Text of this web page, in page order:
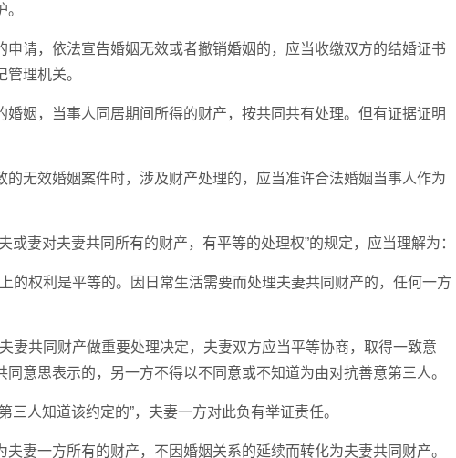
申请，依法宣告婚姻无效或者撤销婚姻的，应当收缴双方的结婚证书
理机关。
婚姻，当事人同居期间所得的财产，按共同共有处理。但有证据证明
的无效婚姻案件时，涉及财产处理的，应当准许合法婚姻当事人作为
或妻对夫妻共同所有的财产，有平等的处理权”的规定，应当理解为：
的权利是平等的。因日常生活需要而处理夫妻共同财产的，任何一方
妻共同财产做重要处理决定，夫妻双方应当平等协商，取得一致意
意思表示的，另一方不得以不同意或不知道为由对抗善意第三人。
三人知道该约定的”，夫妻一方对此负有举证责任。
妻一方所有的财产，不因婚姻关系的延续而转化为夫妻共同财产。